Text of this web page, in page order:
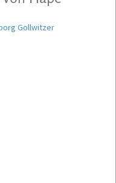
Gollwitzer